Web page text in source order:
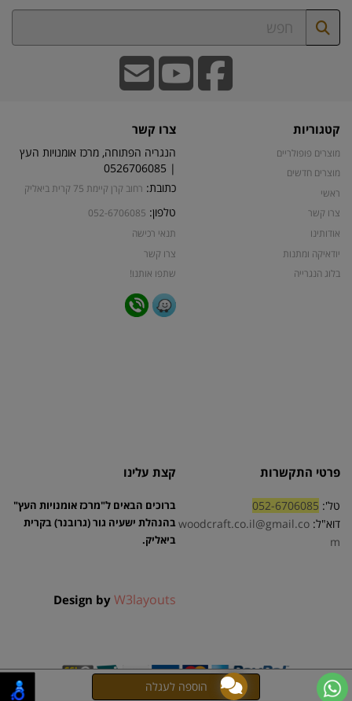
קטגוריות
מוצרים פופולריים
מוצרים חדשים
ראשי
צרו קשר
אודותינו
יודאיקה ומתנות
בלוג הנגרייה
צרו קשר
הנגריה הפתוחה, מרכז אומנויות העץ
| 0526706085
כתובת: רחוב קרן קיימת 75 קרית ביאליק
טלפון: 052-6706085
תנאי רכישה
צרו קשר
שתפו אותנו!
פרטי התקשרות
טל': 052-6706085
דוא"ל: woodcraft.co.il@gmail.co
m
קצת עלינו
ברוכים הבאים ל"מרכז אומנויות העץ"
בהנהלת ישעיה גור (גרובנר) בקרית
ביאליק.
Design by W3layouts
אתר זה מופעל באמצעותקידום פלוסבניית אתרים